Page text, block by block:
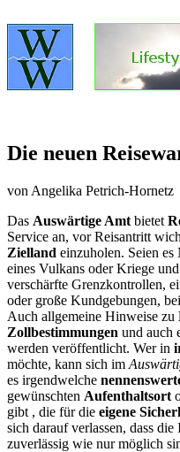
Die neuen
von Angelika Petrich-Hornetz
Das Auswärtige Amt bietet
Service an, vor Reisantritt
Zielland einzuholen. Seien
eines Vulkans oder Kriege
verschärfte Grenzkontrollen,
oder große Kundgebungen,
Auch allgemeine Hinweise zu
Zollbestimmungen und auch
werden veröffentlicht. Wer in
möchte, kann sich im
es irgendwelche
gewünschten Aufenthaltsort
gibt , die für die eigene
sich darauf verlassen, dass
zuverlässig wie nur möglich